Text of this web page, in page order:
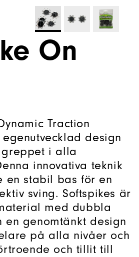
On
Traction
design
i alla
innovativa teknik
en stabil bas för en
sving. Softspikes är
med dubbla
en genomtänkt design
på alla nivåer och
och tillit till